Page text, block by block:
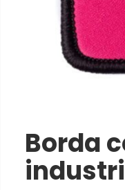
Borda